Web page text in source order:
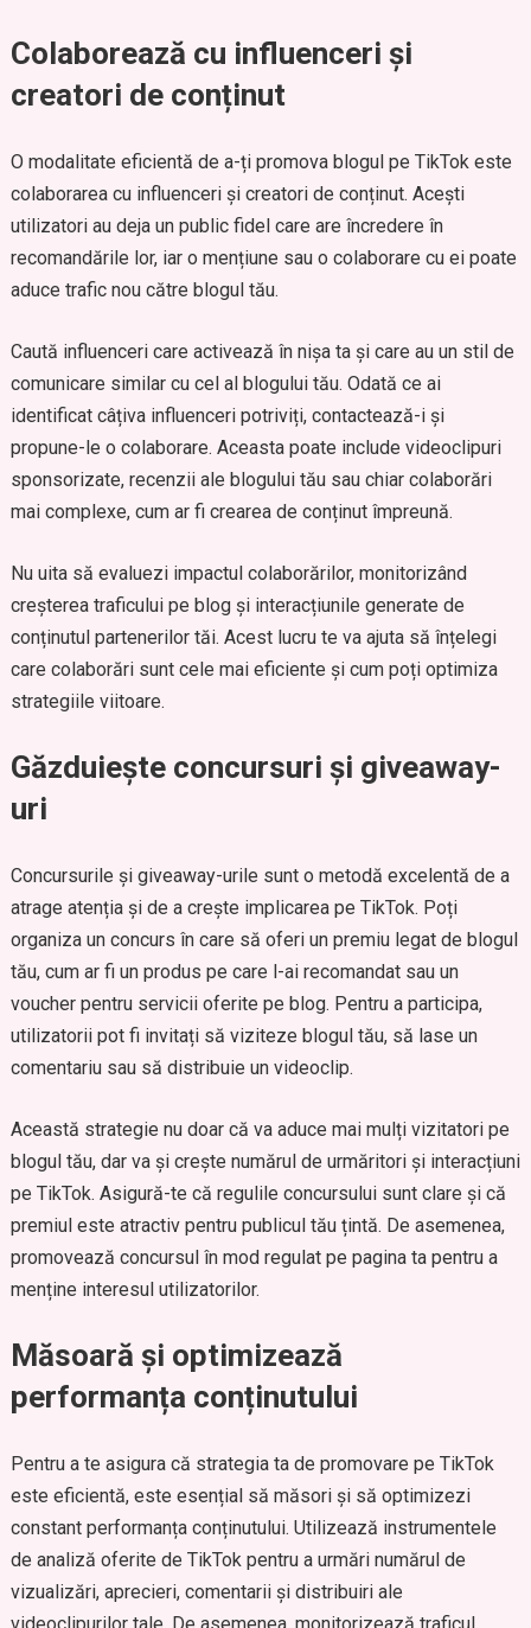
Colaborează cu influenceri și
creatori de conținut
O modalitate eficientă de a-ți promova blogul pe TikTok este
colaborarea cu influenceri și creatori de conținut. Acești
utilizatori au deja un public fidel care are încredere în
recomandările lor, iar o mențiune sau o colaborare cu ei poate
aduce trafic nou către blogul tău.
Caută influenceri care activează în nișa ta și care au un stil de
comunicare similar cu cel al blogului tău. Odată ce ai
identificat câțiva influenceri potriviți, contactează-i și
propune-le o colaborare. Aceasta poate include videoclipuri
sponsorizate, recenzii ale blogului tău sau chiar colaborări
mai complexe, cum ar fi crearea de conținut împreună.
Nu uita să evaluezi impactul colaborărilor, monitorizând
creșterea traficului pe blog și interacțiunile generate de
conținutul partenerilor tăi. Acest lucru te va ajuta să înțelegi
care colaborări sunt cele mai eficiente și cum poți optimiza
strategiile viitoare.
Găzduiește concursuri și giveaway-
uri
Concursurile și giveaway-urile sunt o metodă excelentă de a
atrage atenția și de a crește implicarea pe TikTok. Poți
organiza un concurs în care să oferi un premiu legat de blogul
tău, cum ar fi un produs pe care l-ai recomandat sau un
voucher pentru servicii oferite pe blog. Pentru a participa,
utilizatorii pot fi invitați să viziteze blogul tău, să lase un
comentariu sau să distribuie un videoclip.
Această strategie nu doar că va aduce mai mulți vizitatori pe
blogul tău, dar va și crește numărul de urmăritori și interacțiuni
pe TikTok. Asigură-te că regulile concursului sunt clare și că
premiul este atractiv pentru publicul tău țintă. De asemenea,
promovează concursul în mod regulat pe pagina ta pentru a
menține interesul utilizatorilor.
Măsoară și optimizează
performanța conținutului
Pentru a te asigura că strategia ta de promovare pe TikTok
este eficientă, este esențial să măsori și să optimizezi
constant performanța conținutului. Utilizează instrumentele
de analiză oferite de TikTok pentru a urmări numărul de
vizualizări, aprecieri, comentarii și distribuiri ale